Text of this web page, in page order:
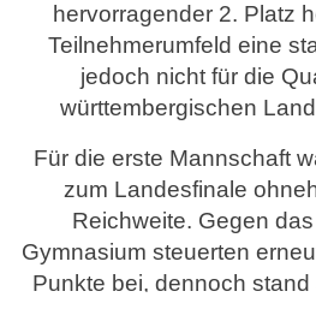
hervorragender 2. Platz
Teilnehmerumfeld eine
jedoch nicht für die
württembergischen
Für die erste Mannschaft
zum Landesfinale
Reichweite. Gegen
Gymnasium steuerten
Punkte bei, dennoch